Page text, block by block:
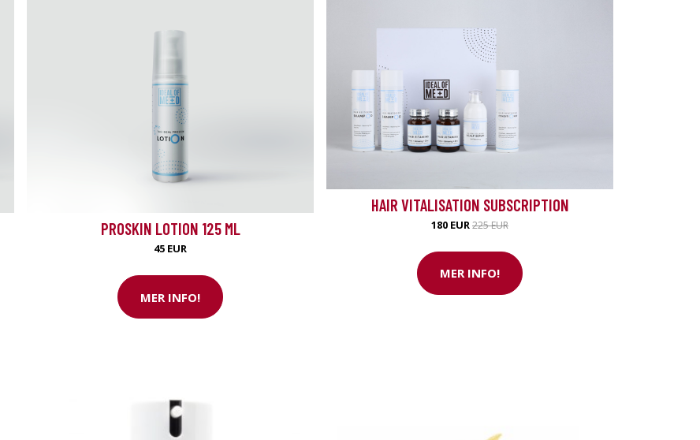
PROSKIN LOTION 125 ML
45 EUR
MER INFO!
HAIR VITALISATION SUBSCRIPTION
180 EUR225 EUR
MER INFO!